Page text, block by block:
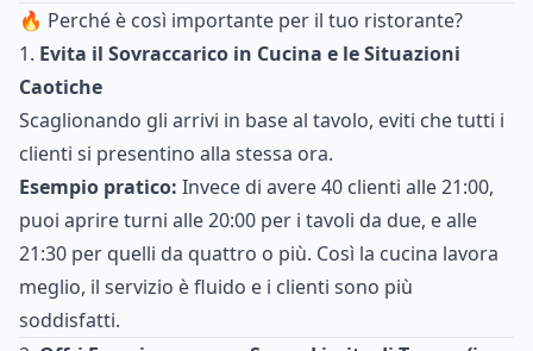
🔥 Perché è così importante per il tuo ristorante?
1. Evita il Sovraccarico in Cucina e le Situazioni
Caotiche
Scaglionando gli arrivi in base al tavolo, eviti che tutti i
clienti si presentino alla stessa ora.
Esempio pratico: Invece di avere 40 clienti alle 21:00,
puoi aprire turni alle 20:00 per i tavoli da due, e alle
21:30 per quelli da quattro o più. Così la cucina lavora
meglio, il servizio è fluido e i clienti sono più
soddisfatti.